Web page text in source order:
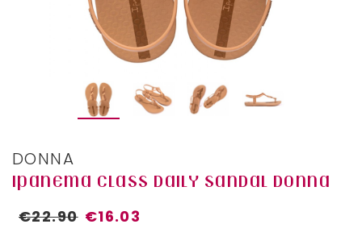
DONNA
IPANEMA CLASS DAILY SANDAL DONNA
€22.90 €16.03